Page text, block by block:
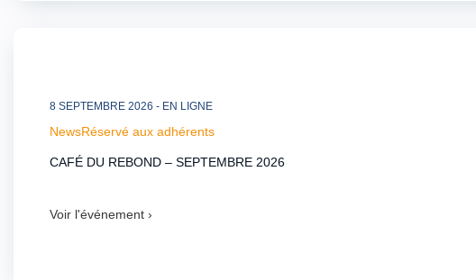
8 SEPTEMBRE 2026 - EN LIGNE
NewsRéservé aux adhérents
CAFÉ DU REBOND – SEPTEMBRE 2026
Voir l'événement ›